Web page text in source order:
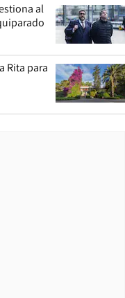
al
Rita para